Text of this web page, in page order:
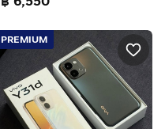
PREMIUM